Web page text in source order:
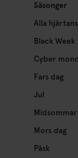
Säsonger
Alla
Black Week
Cyber
Fars dag
Jul
Midsommar
Mors dag
Påsk